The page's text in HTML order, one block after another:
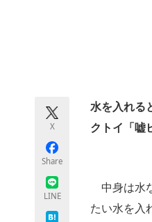
ITエン
X
Share
LINE
水を入れる
クトイ「嘘
中身は水
たい水を入